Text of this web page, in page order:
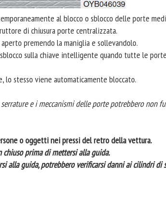
al blocco o sblocco delle porte
di chiusura porte centralizzata.
premendo la maniglia e sollevandolo.
sulla chiave intelligente quando tutte le
lo stesso viene automaticamente bloccato.
e i meccanismi delle porte potrebbero non
o oggetti nei pressi del retro della vettura.
prima di mettersi alla guida.
alla guida, potrebbero verificarsi danni ai cilindri di